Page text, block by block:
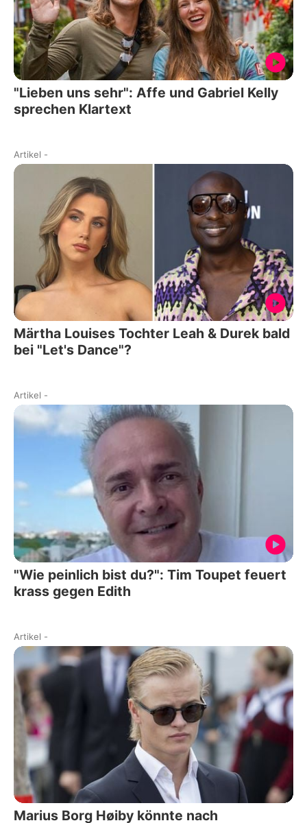
"Lieben uns sehr": Affe und Gabriel Kelly
sprechen Klartext
Artikel -
Märtha Louises Tochter Leah & Durek bald
bei "Let's Dance"?
Artikel -
"Wie peinlich bist du?": Tim Toupet feuert
krass gegen Edith
Artikel -
Marius Borg Høiby könnte nach